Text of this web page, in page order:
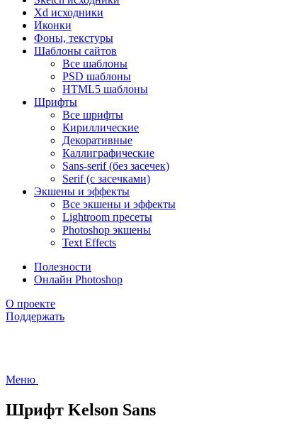
Xd исходники
Иконки
Фоны, текстуры
Шаблоны сайтов
Все шаблоны
PSD шаблоны
HTML5 шаблоны
Шрифты
Все шрифты
Кириллические
Декоративные
Каллиграфические
Sans-serif (без засечек)
Serif (с засечками)
Экшены и эффекты
Все экшены и эффекты
Lightroom пресеты
Photoshop экшены
Text Effects
Полезности
Онлайн Photoshop
О проекте
Поддержать
Меню
Шрифт Kelson Sans